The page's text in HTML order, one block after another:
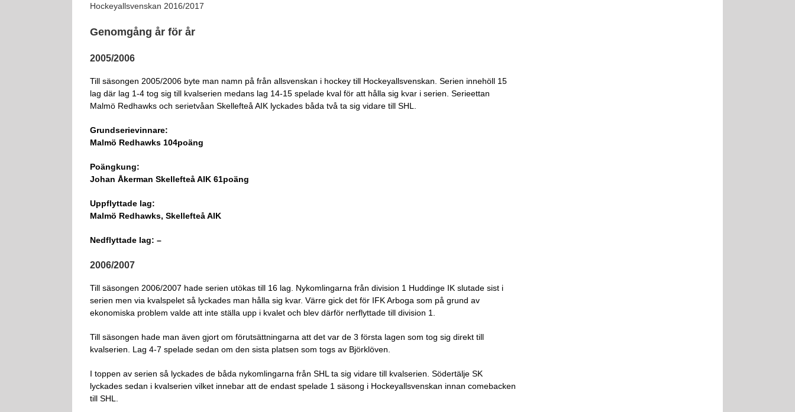
Hockeyallsvenskan 2016/2017
Genomgång år för år
2005/2006
Till säsongen 2005/2006 byte man namn på från allsvenskan i hockey till Hockeyallsvenskan. Serien innehöll 15
lag där lag 1-4 tog sig till kvalserien medans lag 14-15 spelade kval för att hålla sig kvar i serien. Serieettan
Malmö Redhawks och serietvåan Skellefteå AIK lyckades båda två ta sig vidare till SHL.
Grundserievinnare:
Malmö Redhawks 104poäng
Poängkung:
Johan Åkerman Skellefteå AIK 61poäng
Uppflyttade lag:
Malmö Redhawks, Skellefteå AIK
Nedflyttade lag: –
2006/2007
Till säsongen 2006/2007 hade serien utökas till 16 lag. Nykomlingarna från division 1 Huddinge IK slutade sist i
serien men via kvalspelet så lyckades man hålla sig kvar. Värre gick det för IFK Arboga som på grund av
ekonomiska problem valde att inte ställa upp i kvalet och blev därför nerflyttade till division 1.
Till säsongen hade man även gjort om förutsättningarna att det var de 3 första lagen som tog sig direkt till
kvalserien. Lag 4-7 spelade sedan om den sista platsen som togs av Björklöven.
I toppen av serien så lyckades de båda nykomlingarna från SHL ta sig vidare till kvalserien. Södertälje SK
lyckades sedan i kvalserien vilket innebar att de endast spelade 1 säsong i Hockeyallsvenskan innan comebacken
till SHL.